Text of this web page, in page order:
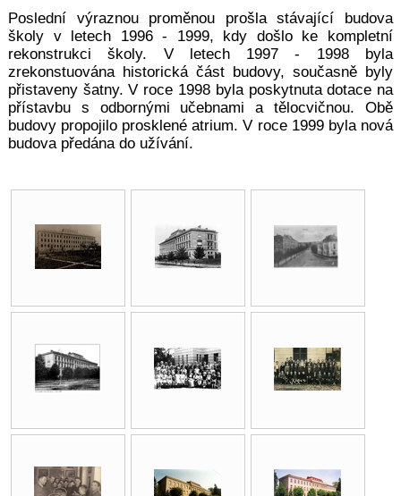
Poslední výraznou proměnou prošla stávající budova
školy v letech 1996 - 1999, kdy došlo ke kompletní
rekonstrukci školy. V letech 1997 - 1998 byla
zrekonstuována historická část budovy, současně byly
přistaveny šatny. V roce 1998 byla poskytnuta dotace na
přístavbu s odbornými učebnami a tělocvičnou. Obě
budovy propojilo prosklené atrium. V roce 1999 byla nová
budova předána do užívání.